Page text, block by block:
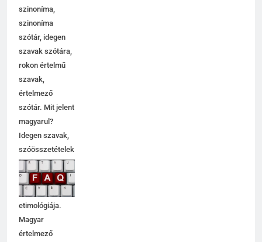
szinoníma,
szinoníma
szótár, idegen
szavak szótára,
rokon értelmű
szavak,
értelmező
szótár. Mit jelent
magyarul?
Idegen szavak,
szóösszetételek
jelentése,
magyarázata,
használata,
etimológiája.
Magyar
értelmező